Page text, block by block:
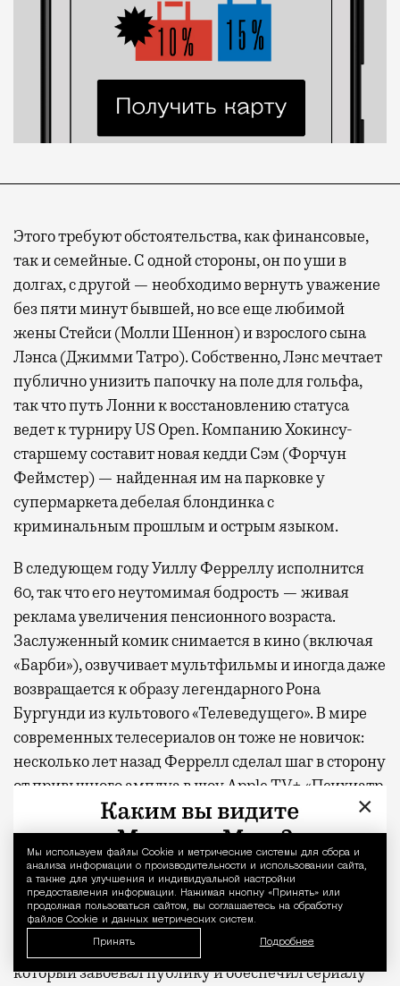
Уведомление
Мы используем файлы Сookie и метрические системы для сбора и
анализа информации о производительности и использовании сайта,
а также для улучшения и индивидуальной настройки
предоставления информации. Нажимая кнопку «Принять» или
продолжая пользоваться сайтом, вы соглашаетесь на обработку
файлов Cookie и данных метрических систем.
Принять Подробнее
Этого требуют обстоятельства, как финансовые,
так и семейные. С одной стороны, он по уши в
долгах, с другой — необходимо вернуть уважение
без пяти минут бывшей, но все еще любимой
жены Стейси (Молли Шеннон) и взрослого сына
Лэнса (Джимми Татро). Собственно, Лэнс мечтает
публично унизить папочку на поле для гольфа,
так что путь Лонни к восстановлению статуса
ведет к турниру US Open. Компанию Хокинсу-
старшему составит новая кедди Сэм (Форчун
Феймстер) — найденная им на парковке у
супермаркета дебелая блондинка с
криминальным прошлым и острым языком.
В следующем году Уиллу Ферреллу исполнится
60, так что его неутомимая бодрость — живая
реклама увеличения пенсионного возраста.
Заслуженный комик снимается в кино (включая
«Барби»), озвучивает мультфильмы и иногда даже
возвращается к образу легендарного Рона
Бургунди из культового «Телеведущего». В мире
современных телесериалов он тоже не новичок:
несколько лет назад Феррелл сделал шаг в сторону
от привычного амплуа в шоу Apple TV+ «Психиатр
по соседству», сыграв пронзительную жертву
жулика в исполнении Пола Радда. «Ястреб»,
напротив, возвращение к базовым настройкам.
На первый взгляд «Ястреб» выглядит несколько
запоздавшим. В прошлом году на том же Apple
TV+ вышел «Король гольфа» с Оуэном Уилсоном,
который завоевал публику и обеспечил сериалу
×